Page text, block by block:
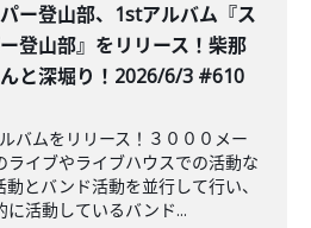
ー登山部、1stアルバム『ス
登山部』をリリース！柴那
と深堀り！2026/6/3 #610
バムをリリース！３０００メー
ライブやライブハウスでの活動な
とバンド活動を並行して行い、
に活動しているバンド...